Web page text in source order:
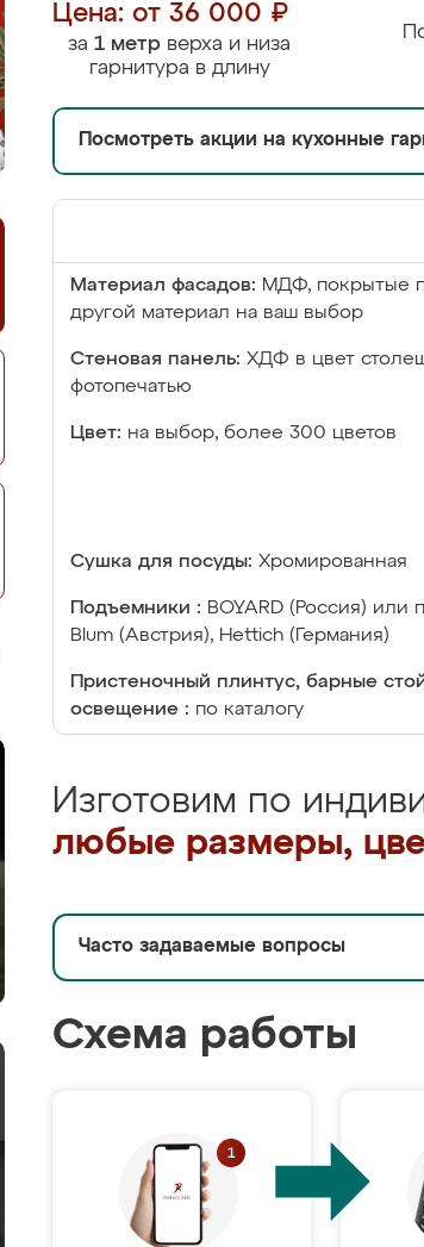
Цена: от 36 000 ₽
за 1 метр верха и низа
гарнитура в длину
Посмотреть акции на кухонные
Материал фасадов: МДФ, покрытые
другой материал на ваш выбор
Стеновая панель: ХДФ в цвет
фотопечатью
Цвет: на выбор, более 300 цветов
Сушка для посуды: Хромированная
Подъемники : BOYARD (Россия) или
Blum (Австрия), Hettich (Германия)
Пристеночный плинтус, барные
освещение : по каталогу
Изготовим по
любые размеры,
Часто задаваемые вопросы
Схема работы